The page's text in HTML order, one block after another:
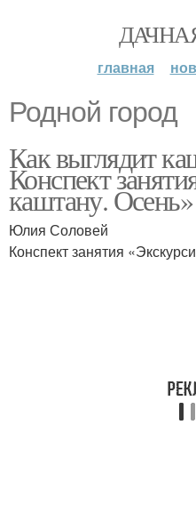
главная
Родной город
Как выглядит
Конспект
каштану. Осень»
Юлия Соловей
Конспект занятия